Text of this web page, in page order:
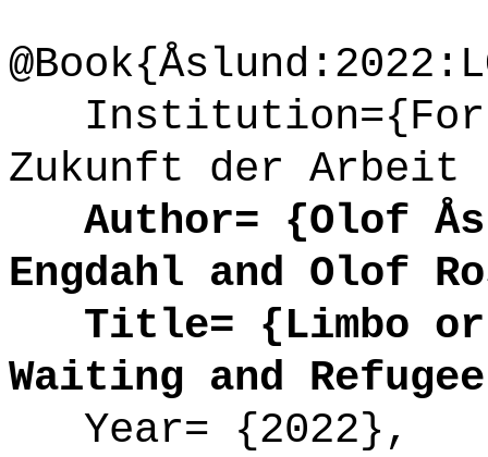
Zukunft der
Author= {Olof
Engdahl and Olof
Title= {Limbo or
Waiting and
Year= {2022},